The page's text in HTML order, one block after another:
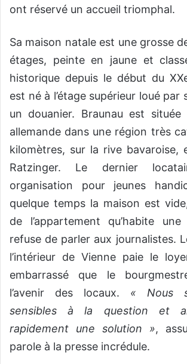
ont réservé un accueil triomphal.
Sa maison natale est une grosse
étages, peinte en jaune et
historique depuis le début du
est né à l’étage supérieur loué par
un douanier. Braunau est
allemande dans une région très
kilomètres, sur la rive bavaroise,
Ratzinger. Le dernier
organisation pour jeunes
quelque temps la maison est
de l’appartement qu’habite
refuse de parler aux journalistes.
l’intérieur de Vienne paie le
embarrassé que le
l’avenir des locaux. « Nous
sensibles à la question et
rapidement une solution »,
parole à la presse incrédule.